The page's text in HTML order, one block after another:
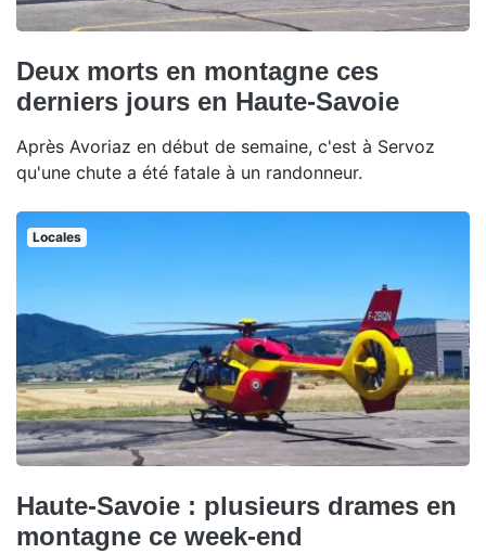
Deux morts en montagne ces
derniers jours en Haute-Savoie
Après Avoriaz en début de semaine, c'est à Servoz
qu'une chute a été fatale à un randonneur.
Locales
Haute-Savoie : plusieurs drames en
montagne ce week-end